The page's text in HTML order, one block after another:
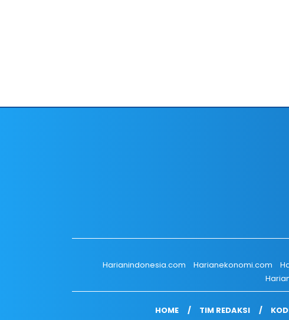
Harianindonesia.com
Harianekonomi.com
HOME TIM REDAKSI